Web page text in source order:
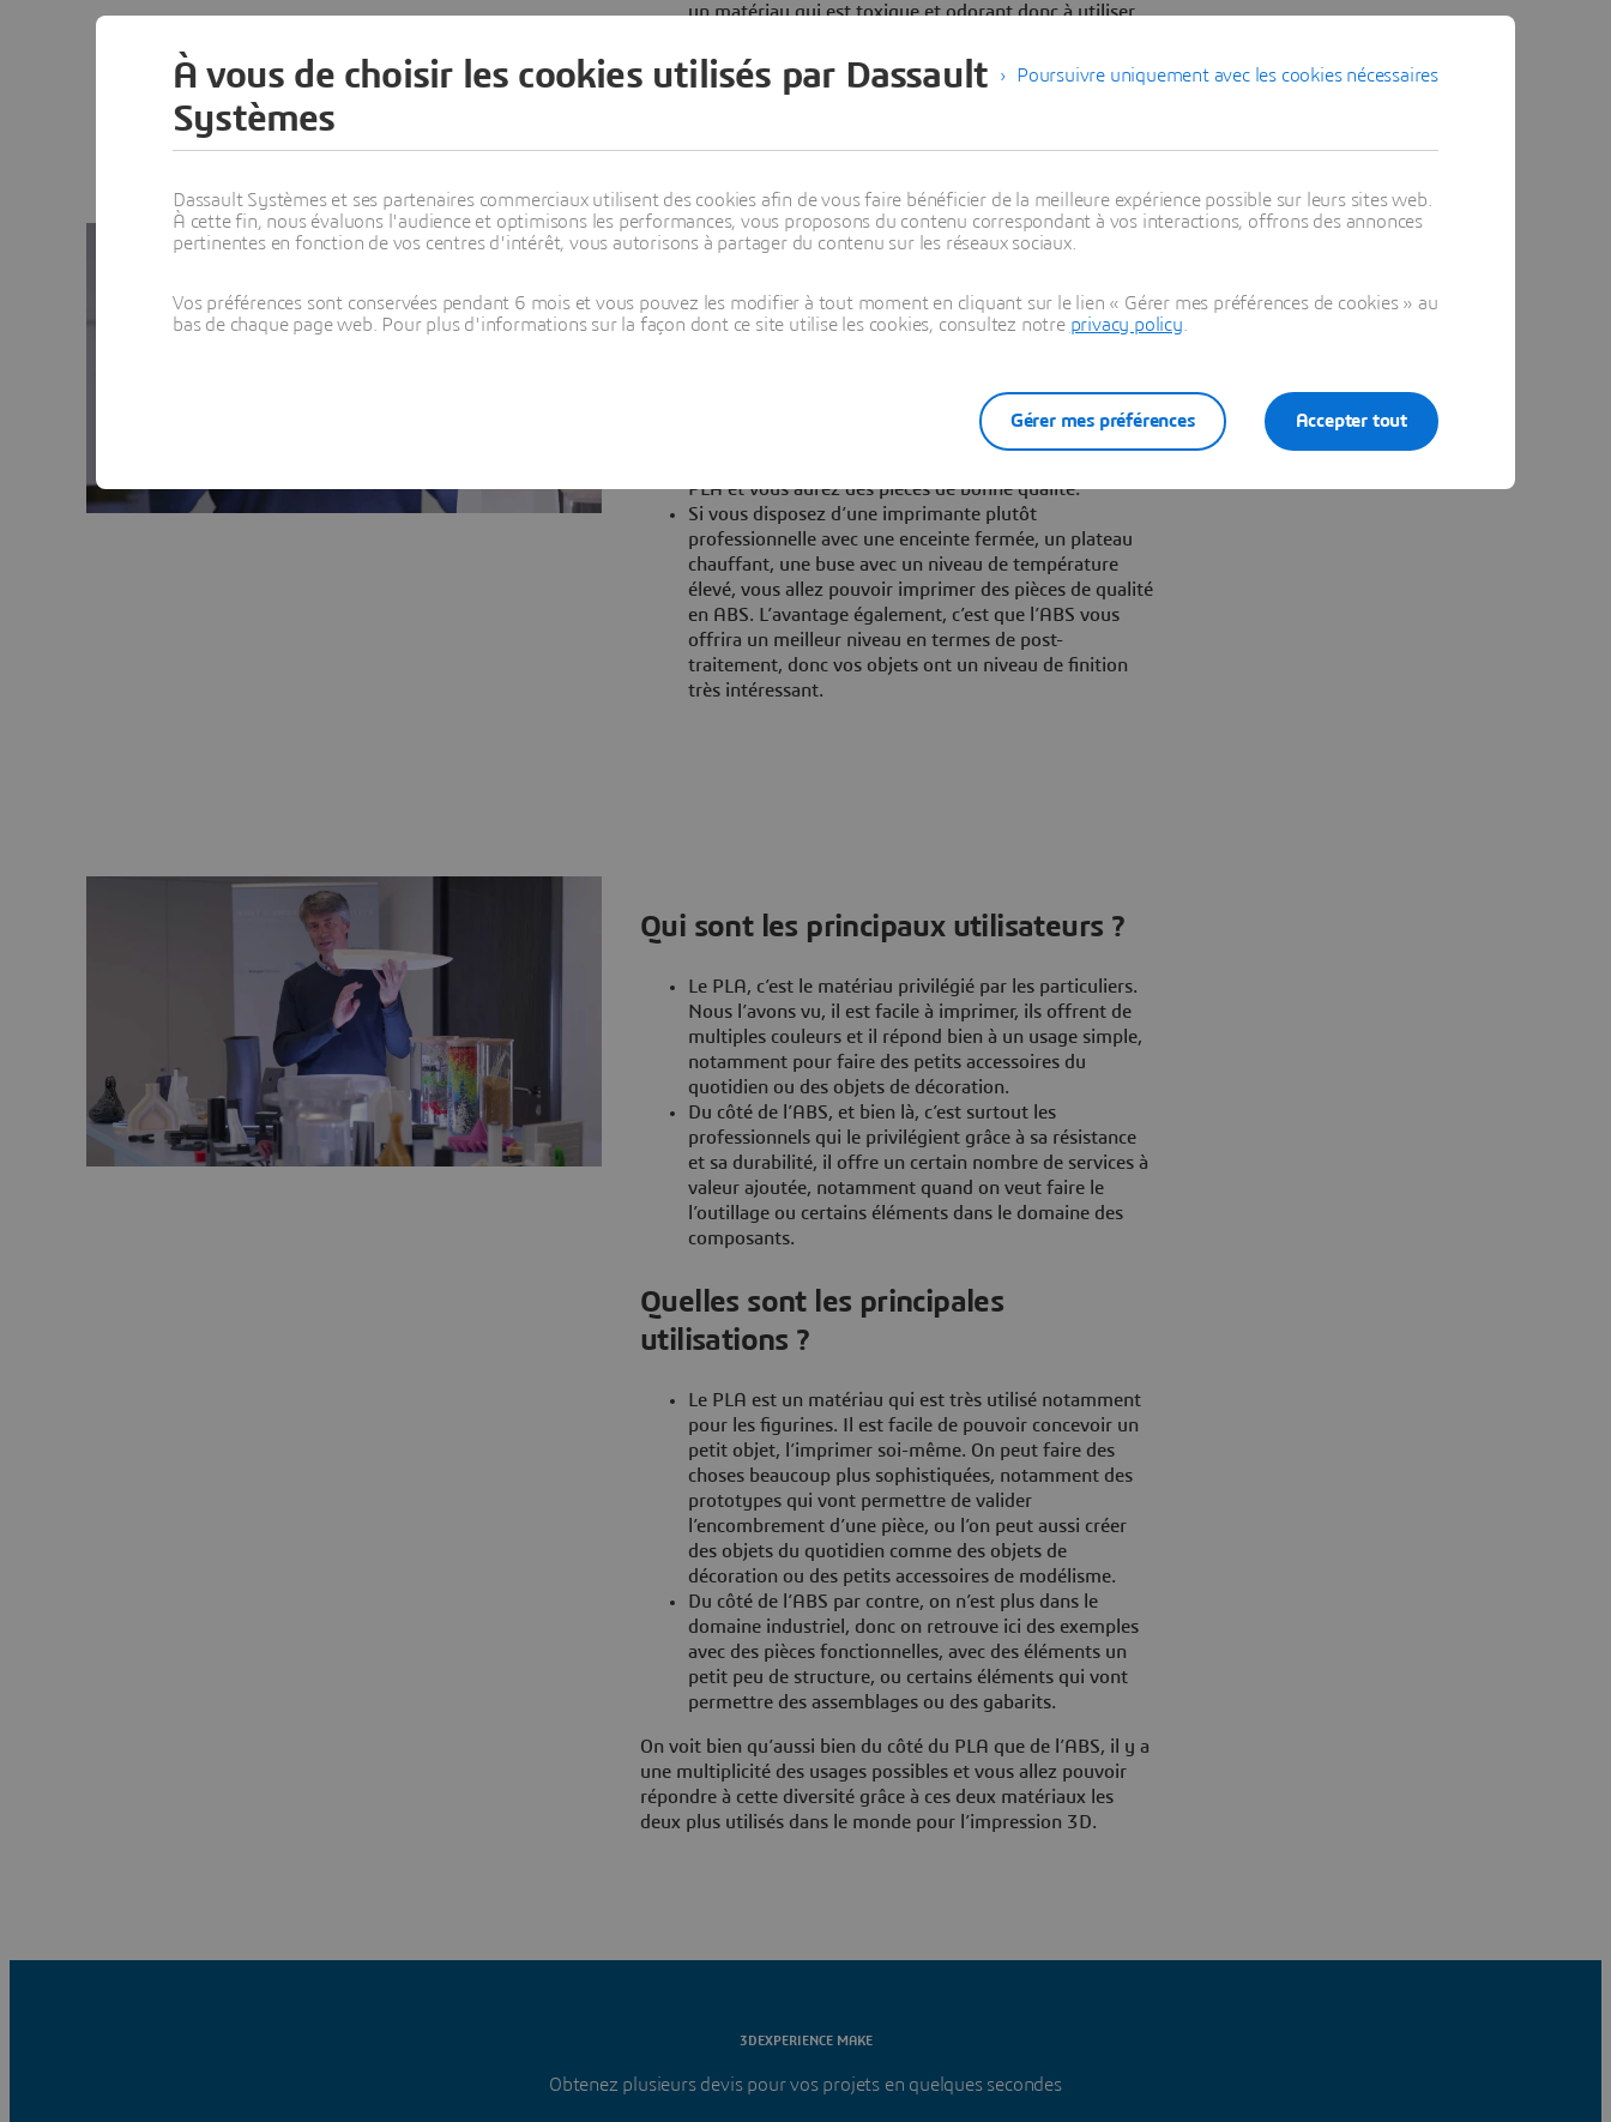
un matériau qui est toxique et odorant donc à utiliser
How to choose between
them?
Si vous avez une imprimante de type grand public ou
PLA et vous aurez des pièces de bonne qualité.
Si vous disposez d’une imprimante plutôt
professionnelle avec une enceinte fermée, un plateau
chauffant, une buse avec un niveau de température
élevé, vous allez pouvoir imprimer des pièces de qualité
en ABS. L’avantage également, c’est que l’ABS vous
offrira un meilleur niveau en termes de post-
traitement, donc vos objets ont un niveau de finition
très intéressant.
Qui sont les principaux utilisateurs ?
Le PLA, c’est le matériau privilégié par les particuliers.
Nous l’avons vu, il est facile à imprimer, ils offrent de
multiples couleurs et il répond bien à un usage simple,
notamment pour faire des petits accessoires du
quotidien ou des objets de décoration.
Du côté de l’ABS, et bien là, c’est surtout les
professionnels qui le privilégient grâce à sa résistance
et sa durabilité, il offre un certain nombre de services à
valeur ajoutée, notamment quand on veut faire le
l’outillage ou certains éléments dans le domaine des
composants.
Quelles sont les principales
utilisations ?
Le PLA est un matériau qui est très utilisé notamment
pour les figurines. Il est facile de pouvoir concevoir un
petit objet, l’imprimer soi-même. On peut faire des
choses beaucoup plus sophistiquées, notamment des
prototypes qui vont permettre de valider
l’encombrement d’une pièce, ou l’on peut aussi créer
des objets du quotidien comme des objets de
décoration ou des petits accessoires de modélisme.
Du côté de l’ABS par contre, on n’est plus dans le
domaine industriel, donc on retrouve ici des exemples
avec des pièces fonctionnelles, avec des éléments un
petit peu de structure, ou certains éléments qui vont
permettre des assemblages ou des gabarits.
On voit bien qu’aussi bien du côté du PLA que de l’ABS, il y a
une multiplicité des usages possibles et vous allez pouvoir
répondre à cette diversité grâce à ces deux matériaux les
deux plus utilisés dans le monde pour l’impression 3D.
3DEXPERIENCE MAKE
Obtenez plusieurs devis pour vos projets en quelques secondes
Poursuivre uniquement avec les cookies nécessaires
À vous de choisir les cookies utilisés par Dassault
Systèmes
Dassault Systèmes et ses partenaires commerciaux utilisent des cookies afin de vous faire bénéficier de la meilleure expérience possible sur leurs sites web.
À cette fin, nous évaluons l'audience et optimisons les performances, vous proposons du contenu correspondant à vos interactions, offrons des annonces
pertinentes en fonction de vos centres d'intérêt, vous autorisons à partager du contenu sur les réseaux sociaux.
Vos préférences sont conservées pendant 6 mois et vous pouvez les modifier à tout moment en cliquant sur le lien « Gérer mes préférences de cookies » au
bas de chaque page web. Pour plus d'informations sur la façon dont ce site utilise les cookies, consultez notre privacy policy
Accepter tout
Gérer mes préférences